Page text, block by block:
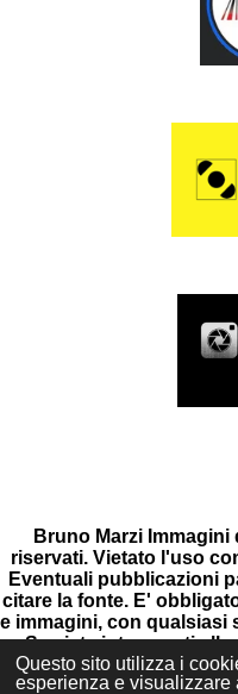
Questo sito utilizza i
esperienza e visualizzare
c
e
b
o
o
Bruno Marzi Immagini
riservati. Vietato l'uso
Eventuali pubblicazioni
citare la fonte. E'
e immagini, con qualsiasi
Se siete interessati
GALLERIA
© 2025 - 2026 Bruno Marzi